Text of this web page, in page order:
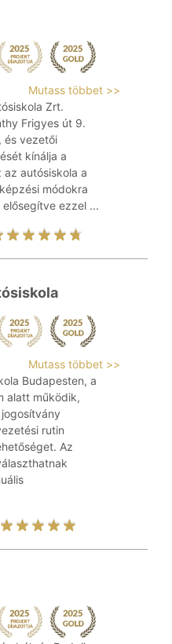
Mutass többet >>
Zrt.
Frigyes út 9.
és vezetői
kínálja a
az autósiskola a
módokra
ezzel ...
Mutass többet >>
Budapesten, a
alatt működik,
rutin
Az